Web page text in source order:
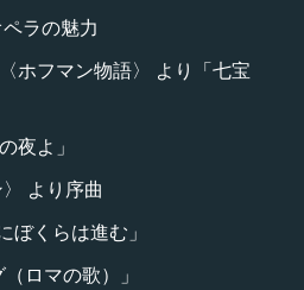
ラの魅力
ホフマン物語〉 より「七宝
夜よ」
より序曲
くらは進む」
ロマの歌）」